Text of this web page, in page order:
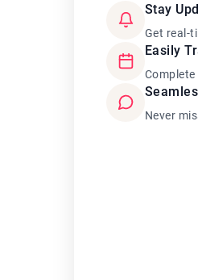
Stay
Get real-
Easily
Never